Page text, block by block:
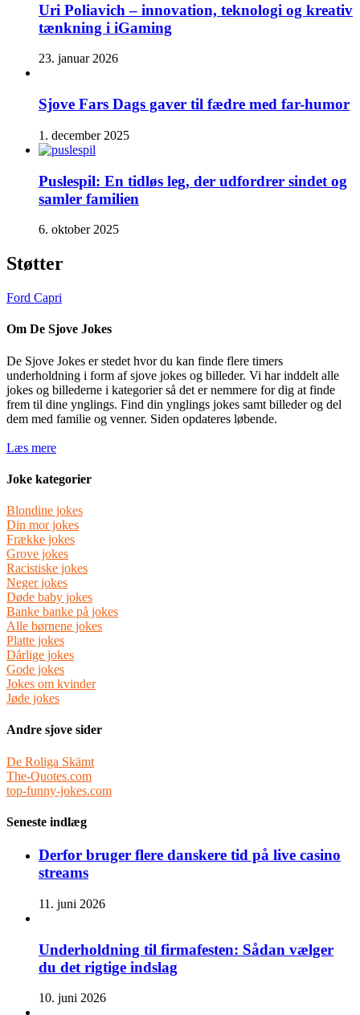
Uri Poliavich – innovation, teknologi og kreativ
tænkning i iGaming
23. januar 2026
Sjove Fars Dags gaver til fædre med far-humor
1. december 2025
Puslespil: En tidløs leg, der udfordrer sindet og
samler familien
6. oktober 2025
Støtter
Ford Capri
Om De Sjove Jokes
De Sjove Jokes er stedet hvor du kan finde flere timers
underholdning i form af sjove jokes og billeder. Vi har inddelt alle
jokes og billederne i kategorier så det er nemmere for dig at finde
frem til dine ynglings. Find din ynglings jokes samt billeder og del
dem med familie og venner. Siden opdateres løbende.
Læs mere
Joke kategorier
Blondine jokes
Din mor jokes
Frække jokes
Grove jokes
Racistiske jokes
Neger jokes
Døde baby jokes
Banke banke på jokes
Alle børnene jokes
Platte jokes
Dårlige jokes
Gode jokes
Jokes om kvinder
Jøde jokes
Andre sjove sider
De Roliga Skämt
The-Quotes.com
top-funny-jokes.com
Seneste indlæg
Derfor bruger flere danskere tid på live casino
streams
11. juni 2026
Underholdning til firmafesten: Sådan vælger
du det rigtige indslag
10. juni 2026